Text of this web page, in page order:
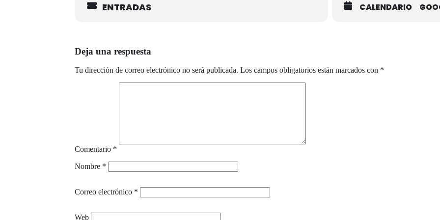
ENTRADAS CALENDARIO
Deja una respuesta
Tu dirección de correo electrónico no será publicada. Los campos obligatorios están marcados con *
Comentario *
Nombre *
Correo electrónico *
Web